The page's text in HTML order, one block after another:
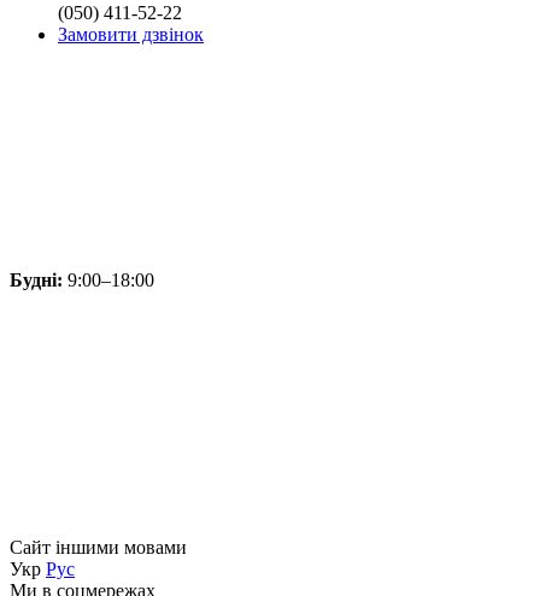
(050) 411-52-22
Замовити дзвінок
Будні: 9:00–18:00
Сайт іншими мовами
Укр Рус
Ми в соцмережах